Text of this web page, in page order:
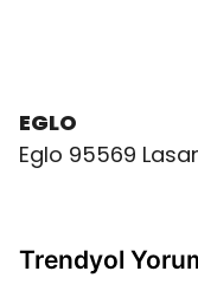
EGLO
Eglo 95569
Trendyol